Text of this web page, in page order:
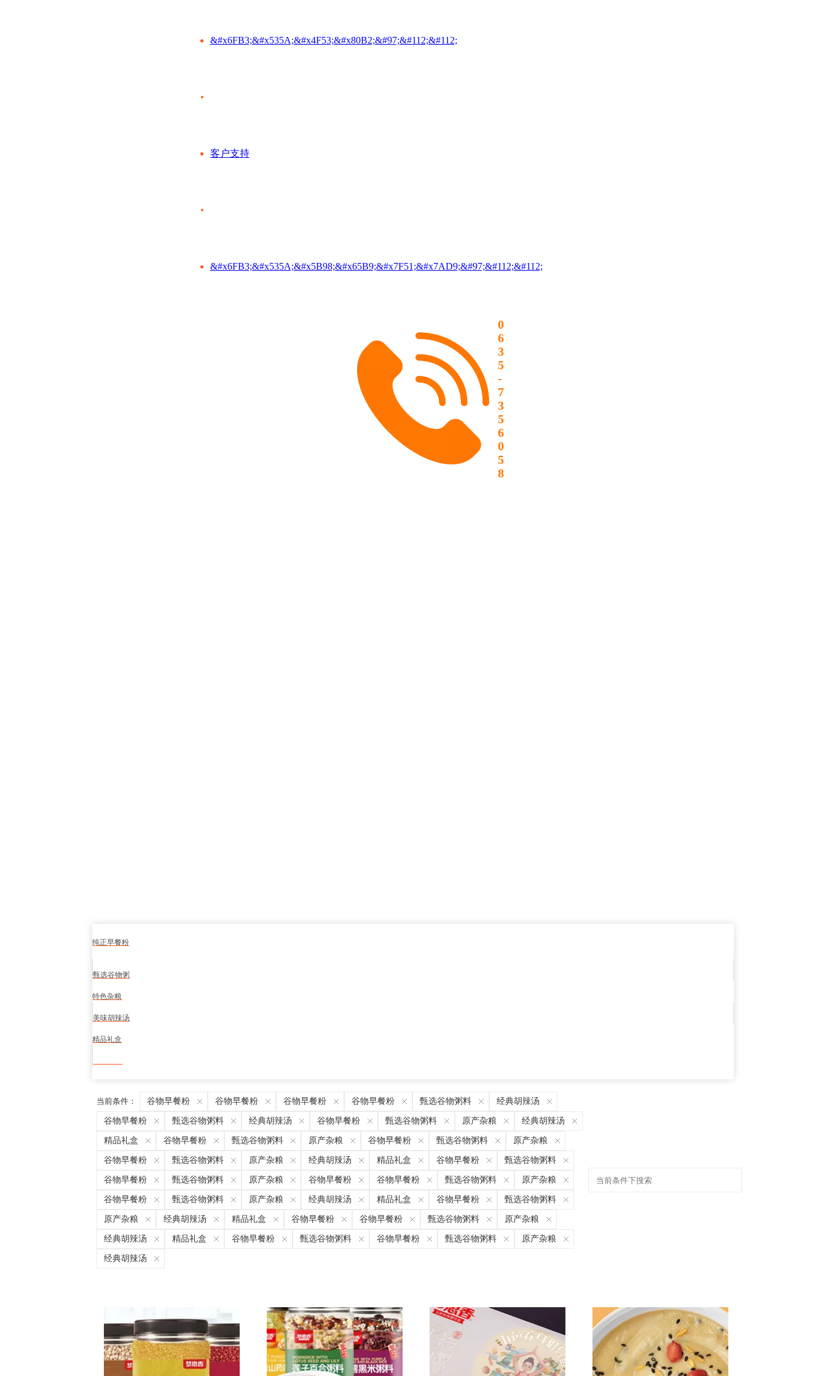
&#x6FB3;&#x535A;&#x4F53;&#x80B2;&#97;&#112;&#112;
客户支持
&#x6FB3;&#x535A;&#x5B98;&#x65B9;&#x7F51;&#x7AD9;&#97;&#112;&#112;
0
6
3
5
-
7
3
5
6
0
5
8
纯正早餐粉
甄选谷物粥
特色杂粮
美味胡辣汤
精品礼盒
当前条件： 谷物早餐粉 谷物早餐粉 谷物早餐粉 谷物早餐粉 甄选谷物粥料 经典胡辣汤
谷物早餐粉 甄选谷物粥料 经典胡辣汤 谷物早餐粉 甄选谷物粥料 原产杂粮 经典胡辣汤
精品礼盒 谷物早餐粉 甄选谷物粥料 原产杂粮 谷物早餐粉 甄选谷物粥料 原产杂粮
谷物早餐粉 甄选谷物粥料 原产杂粮 经典胡辣汤 精品礼盒 谷物早餐粉 甄选谷物粥料
谷物早餐粉 甄选谷物粥料 原产杂粮 谷物早餐粉 谷物早餐粉 甄选谷物粥料 原产杂粮
谷物早餐粉 甄选谷物粥料 原产杂粮 经典胡辣汤 精品礼盒 谷物早餐粉 甄选谷物粥料
原产杂粮 经典胡辣汤 精品礼盒 谷物早餐粉 谷物早餐粉 甄选谷物粥料 原产杂粮
经典胡辣汤 精品礼盒 谷物早餐粉 甄选谷物粥料 谷物早餐粉 甄选谷物粥料 原产杂粮
经典胡辣汤